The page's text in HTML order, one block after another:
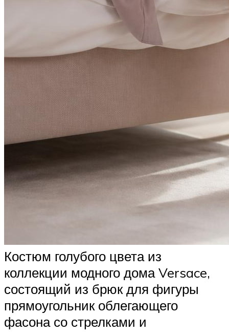
Костюм голубого цвета из
коллекции модного дома Versace,
состоящий из брюк для фигуры
прямоугольник облегающего
фасона со стрелками и